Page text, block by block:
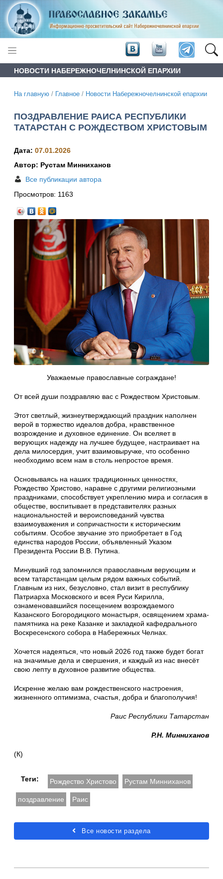
НОВОСТИ НАБЕРЕЖНОЧЕЛНИНСКОЙ ЕПАРХИИ
На главную / Главное / Новости Набережночелнинской епархии
ПОЗДРАВЛЕНИЕ РАИСА РЕСПУБЛИКИ
ТАТАРСТАН С РОЖДЕСТВОМ ХРИСТОВЫМ
Дата: 07.01.2026
Автор: Рустам Минниханов
Все публикации автора
Просмотров: 1163
Уважаемые православные сограждане!
От всей души поздравляю вас с Рождеством Христовым.
Этот светлый, жизнеутверждающий праздник наполнен
верой в торжество идеалов добра, нравственное
возрождение и духовное единение. Он вселяет в
верующих надежду на лучшее будущее, настраивает на
дела милосердия, учит взаимовыручке, что особенно
необходимо всем нам в столь непростое время.
Основываясь на наших традиционных ценностях,
Рождество Христово, наравне с другими религиозными
праздниками, способствует укреплению мира и согласия в
обществе, воспитывает в представителях разных
национальностей и вероисповеданий чувства
взаимоуважения и сопричастности к историческим
событиям. Особое звучание это приобретает в Год
единства народов России, объявленный Указом
Президента России В.В. Путина.
Минувший год запомнился православным верующим и
всем татарстанцам целым рядом важных событий.
Главным из них, безусловно, стал визит в республику
Патриарха Московского и всея Руси Кирилла,
ознаменовавшийся посещением возрождаемого
Казанского Богородицкого монастыря, освящением храма-
памятника на реке Казанке и закладкой кафедрального
Воскресенского собора в Набережных Челнах.
Хочется надеяться, что новый 2026 год также будет богат
на значимые дела и свершения, и каждый из нас внесёт
свою лепту в духовное развитие общества.
Искренне желаю вам рождественского настроения,
жизненного оптимизма, счастья, добра и благополучия!
Раис Республики Татарстан
Р.Н. Минниханов
(К)
Теги: Рождество Христово Рустам Минниханов
поздравление Раис
Все новости раздела